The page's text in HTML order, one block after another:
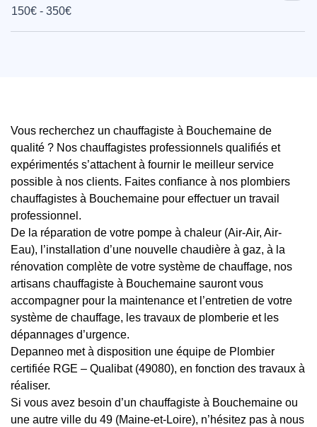
150€ - 350€
Vous recherchez un chauffagiste à Bouchemaine de
qualité ? Nos chauffagistes professionnels qualifiés et
expérimentés s’attachent à fournir le meilleur service
possible à nos clients. Faites confiance à nos plombiers
chauffagistes à Bouchemaine pour effectuer un travail
professionnel.
De la réparation de votre pompe à chaleur (Air-Air, Air-
Eau), l’installation d’une nouvelle chaudière à gaz, à la
rénovation complète de votre système de chauffage, nos
artisans chauffagiste à Bouchemaine sauront vous
accompagner pour la maintenance et l’entretien de votre
système de chauffage, les travaux de plomberie et les
dépannages d’urgence.
Depanneo met à disposition une équipe de Plombier
certifiée RGE – Qualibat (49080), en fonction des travaux à
réaliser.
Si vous avez besoin d’un chauffagiste à Bouchemaine ou
une autre ville du 49 (Maine-et-Loire), n’hésitez pas à nous